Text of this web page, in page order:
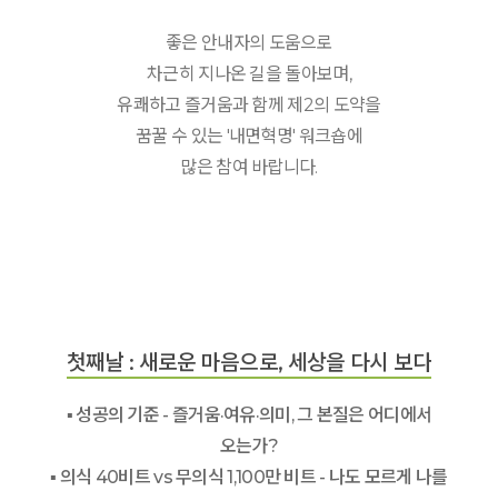
좋은 안내자의 도움으로
차근히 지나온 길을 돌아보며,
유쾌하고 즐거움과 함께 제2의 도약을
꿈꿀 수 있는 '내면혁명' 워크숍에
많은 참여 바랍니다.
첫째날 : 새로운 마음으로, 세상을 다시 보다
▪ 성공의 기준 - 즐거움·여유·의미, 그 본질은 어디에서
오는가?
▪ 의식 40비트 vs 무의식 1,100만 비트 - 나도 모르게 나를